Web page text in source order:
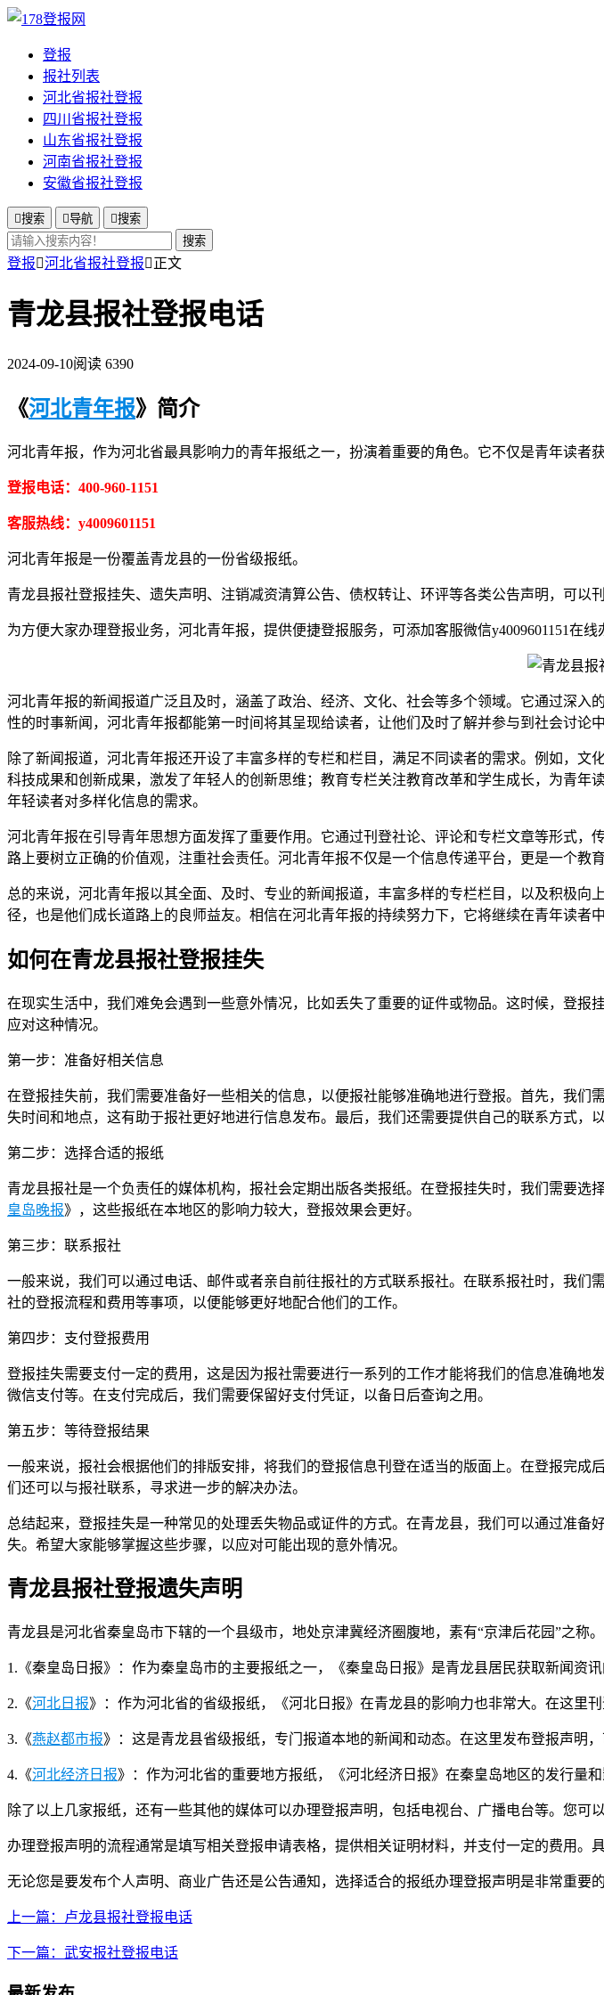
登报
报社列表
河北省报社登报
四川省报社登报
山东省报社登报
河南省报社登报
安徽省报社登报
搜索 导航 搜索
搜索
登报河北省报社登报正文
青龙县报社登报电话
2024-09-10阅读 6390
《河北青年报》简介
河北青年报，作为河北省最具影响力的青年报纸之一，扮演着重要的角色。它不仅是青年读者
登报电话：400-960-1151
客服热线：y4009601151
河北青年报是一份覆盖青龙县的一份省级报纸。
青龙县报社登报挂失、遗失声明、注销减资清算公告、债权转让、环评等各类公告声明，可以
为方便大家办理登报业务，河北青年报，提供便捷登报服务，可添加客服微信y4009601151在
河北青年报的新闻报道广泛且及时，涵盖了政治、经济、文化、社会等多个领域。它通过深
性的时事新闻，河北青年报都能第一时间将其呈现给读者，让他们及时了解并参与到社会讨论
除了新闻报道，河北青年报还开设了丰富多样的专栏和栏目，满足不同读者的需求。例如，
科技成果和创新成果，激发了年轻人的创新思维；教育专栏关注教育改革和学生成长，为青
年轻读者对多样化信息的需求。
河北青年报在引导青年思想方面发挥了重要作用。它通过刊登社论、评论和专栏文章等形式
路上要树立正确的价值观，注重社会责任。河北青年报不仅是一个信息传递平台，更是一个教
总的来说，河北青年报以其全面、及时、专业的新闻报道，丰富多样的专栏栏目，以及积极
径，也是他们成长道路上的良师益友。相信在河北青年报的持续努力下，它将继续在青年读者
如何在青龙县报社登报挂失
在现实生活中，我们难免会遇到一些意外情况，比如丢失了重要的证件或物品。这时候，登
应对这种情况。
第一步：准备好相关信息
在登报挂失前，我们需要准备好一些相关的信息，以便报社能够准确地进行登报。首先，我
失时间和地点，这有助于报社更好地进行信息发布。最后，我们还需要提供自己的联系方式，
第二步：选择合适的报纸
青龙县报社是一个负责任的媒体机构，报社会定期出版各类报纸。在登报挂失时，我们需要
皇岛晚报》，这些报纸在本地区的影响力较大，登报效果会更好。
第三步：联系报社
一般来说，我们可以通过电话、邮件或者亲自前往报社的方式联系报社。在联系报社时，我
社的登报流程和费用等事项，以便能够更好地配合他们的工作。
第四步：支付登报费用
登报挂失需要支付一定的费用，这是因为报社需要进行一系列的工作才能将我们的信息准确
微信支付等。在支付完成后，我们需要保留好支付凭证，以备日后查询之用。
第五步：等待登报结果
一般来说，报社会根据他们的排版安排，将我们的登报信息刊登在适当的版面上。在登报完
们还可以与报社联系，寻求进一步的解决办法。
总结起来，登报挂失是一种常见的处理丢失物品或证件的方式。在青龙县，我们可以通过准
失。希望大家能够掌握这些步骤，以应对可能出现的意外情况。
青龙县报社登报遗失声明
青龙县是河北省秦皇岛市下辖的一个县级市，地处京津冀经济圈腹地，素有“京津后花园”之称
1.《秦皇岛日报》：作为秦皇岛市的主要报纸之一，《秦皇岛日报》是青龙县居民获取新闻资
2.《河北日报》：作为河北省的省级报纸，《河北日报》在青龙县的影响力也非常大。在这里
3.《燕赵都市报》：这是青龙县省级报纸，专门报道本地的新闻和动态。在这里发布登报声明
4.《河北经济日报》：作为河北省的重要地方报纸，《河北经济日报》在秦皇岛地区的发行量
除了以上几家报纸，还有一些其他的媒体可以办理登报声明，包括电视台、广播电台等。您可
办理登报声明的流程通常是填写相关登报申请表格，提供相关证明材料，并支付一定的费用。
无论您是要发布个人声明、商业广告还是公告通知，选择适合的报纸办理登报声明是非常重
上一篇：卢龙县报社登报电话
下一篇：武安报社登报电话